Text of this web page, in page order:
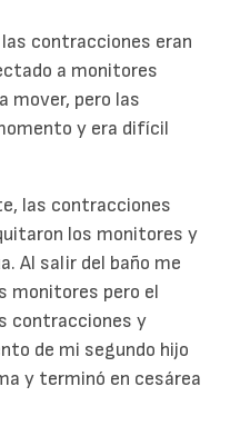
contracciones eran
a monitores
mover, pero las
y era difícil
las contracciones
los monitores y
Al salir del baño me
monitores pero el
contracciones y
de mi segundo hijo
y terminó en cesárea